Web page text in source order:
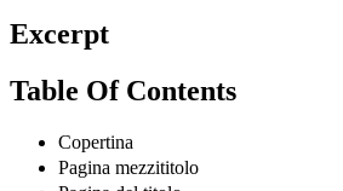
Excerpt
Table Of Contents
Copertina
Pagina mezzititolo